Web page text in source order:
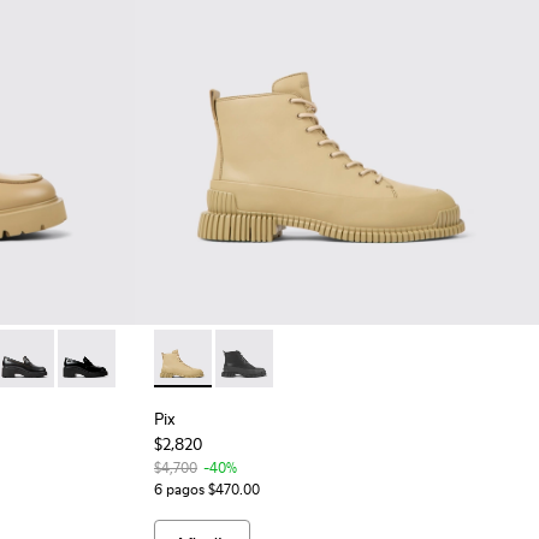
beiges de piel para mujer
026 012
Milah - K201425-006
Milah - K201425-002Pix - K400388-013 - Botines beiges de piel
Pix - K400388-005
Pix
$2,820
$4,700 -40%
6 pagos $470.00